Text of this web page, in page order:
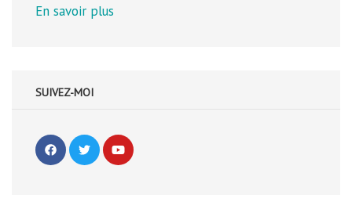
En savoir plus
SUIVEZ-MOI